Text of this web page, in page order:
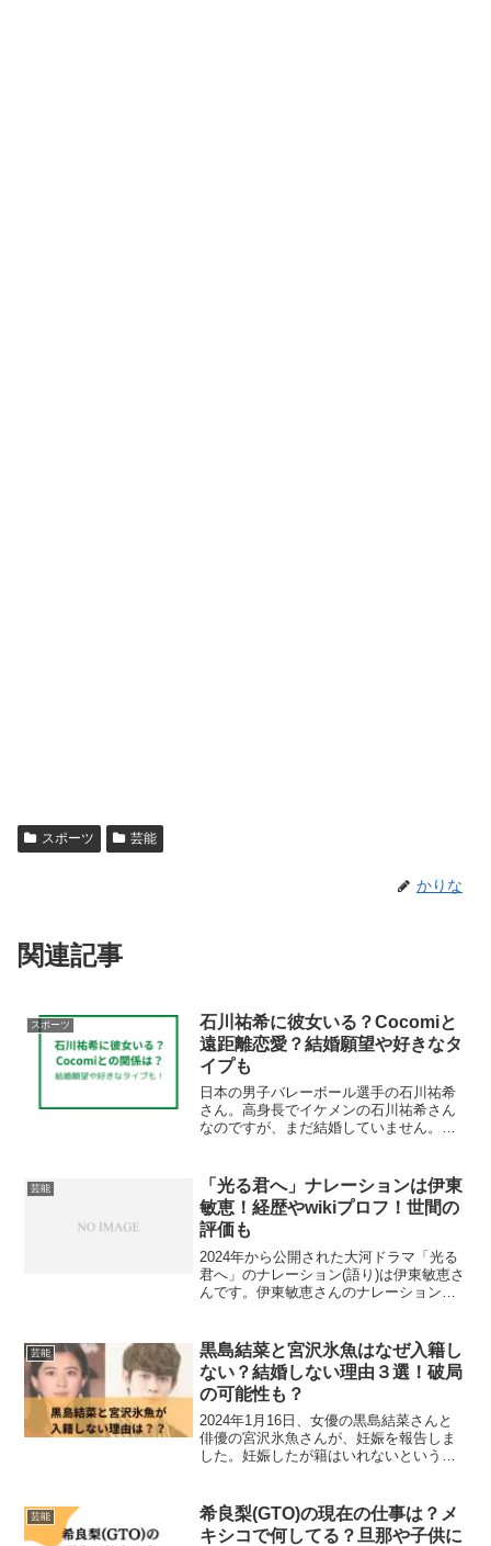
スポーツ 芸能
かりな
関連記事
スポーツ
石川祐希に彼女いる？Cocomiと
遠距離恋愛？結婚願望や好きなタ
イプも
日本の男子バレーボール選手の石川祐希
さん。高身長でイケメンの石川祐希さん
なのですが、まだ結婚していません。彼
ないのでしょうか。Cocomiさんと話題に
なっていましたね！...
芸能
「光る君へ」ナレーションは伊東
敏恵！経歴やwikiプロフ！世間の
評価も
2024年から公開された大河ドラマ「光る
君へ」のナレーション(語り)は伊東敏恵さ
んです。伊東敏恵さんのナレーション
ーション伊東敏恵さんのwikiプロフまと
め！伊東敏恵さ...
芸能
黒島結菜と宮沢氷魚はなぜ入籍し
ない？結婚しない理由３選！破局
の可能性も？
2024年1月16日、女優の黒島結菜さんと
俳優の宮沢氷魚さんが、妊娠を報告しま
した。妊娠したが籍はいれないというこ
がわかりました。今回は、黒島結菜さん
と宮沢氷魚さんは、な...
芸能
希良梨(GTO)の現在の仕事は？メ
キシコで何してる？旦那や子供に